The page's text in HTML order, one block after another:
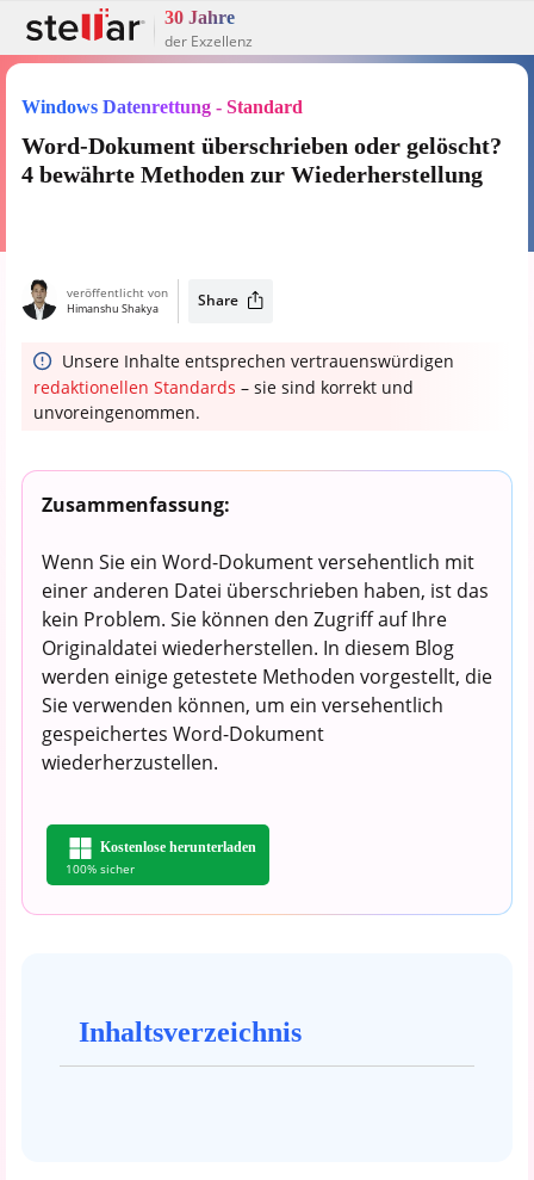
30 Jahre
der Exzellenz
Windows Datenrettung - Standard
Word-Dokument überschrieben oder gelöscht?
4 bewährte Methoden zur Wiederherstellung
veröffentlicht von
Himanshu Shakya Share
Unsere Inhalte entsprechen vertrauenswürdigen
redaktionellen Standards – sie sind korrekt und
unvoreingenommen.
Zusammenfassung:
Wenn Sie ein Word-Dokument versehentlich mit
einer anderen Datei überschrieben haben, ist das
kein Problem. Sie können den Zugriff auf Ihre
Originaldatei wiederherstellen. In diesem Blog
werden einige getestete Methoden vorgestellt, die
Sie verwenden können, um ein versehentlich
gespeichertes Word-Dokument
wiederherzustellen.
Kostenlose herunterladen
100% sicher
Inhaltsverzeichnis